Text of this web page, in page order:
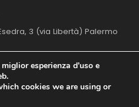
3 (via Libertà) Palermo
- Tutti i diritti riservati
esperienza d'uso e
cookies we are using or